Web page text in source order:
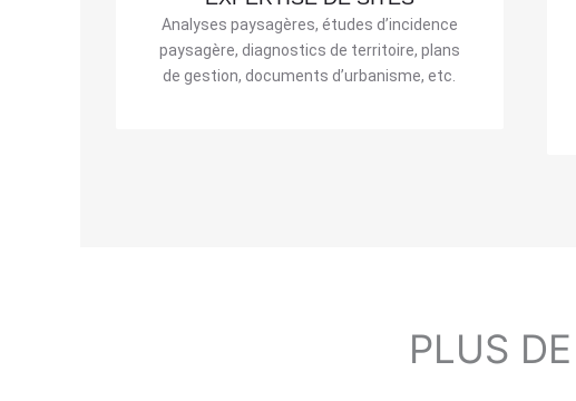
Analyses paysagères, études d’incidence
paysagère, diagnostics de territoire, plans
de gestion, documents d’urbanisme, etc.
PLUS